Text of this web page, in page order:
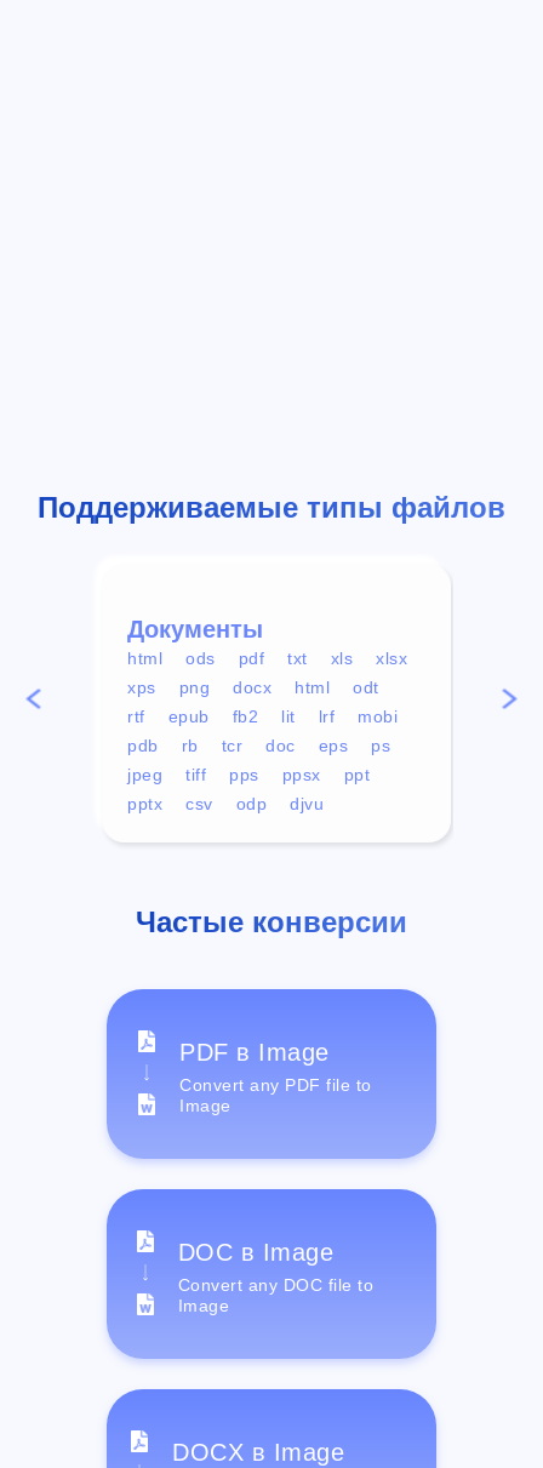
Поддерживаемые типы файлов
Документы
html ods pdf txt xls
xlsx
xps
png docx html
odt
rtf
epub fb2 lit lrf
mobi
pdb
rb tcr doc eps
ps
jpeg
tiff pps ppsx
ppt
pptx
csv odp djvu
mp4
Частые конверсии
PDF в Image
Convert any PDF file to
Image
DOC в Image
Convert any DOC file to
Image
DOCX в Image